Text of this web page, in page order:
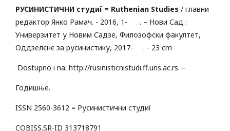
РУСИНИСТИЧНИ студиï = Ruthenian Studies / главни
редактор Янко Рамач. - 2016, 1- . – Нови Сад :
Универзитет у Новим Садзе, Филозофски факултет,
Оддзелєнє за русинистику, 2017- . - 23 cm
Dostupno i na: http://rusinisticnistudi.ff.uns.ac.rs. –
Годишње.
ISSN 2560-3612 = Русинистични студиï
COBISS.SR-ID 313718791